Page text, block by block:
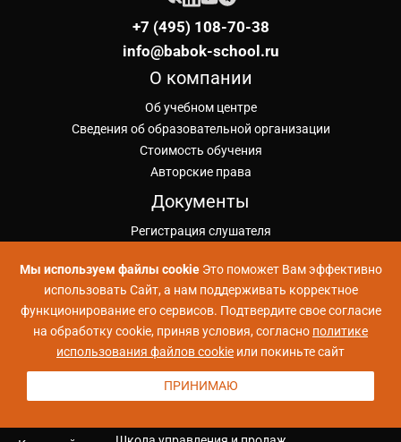
+7 (495) 108-70-38
info@babok-school.ru
О компании
Об учебном центре
Сведения об образовательной организации
Стоимость обучения
Авторские права
Документы
Регистрация слушателя
Публичная оферта ИКУ
Политика конфиденциальности
Положение об обработке ПД
Согласие на обработку ПД
Проекты УЦ Коммерсант
Мы используем файлы cookieЭто поможет Вам эффективно
использовать Сайт, а нам поддерживать корректное
функционирование его сервисов. Подтвердите свое согласие
на обработку cookie, приняв условия, согласно политике
использования файлов cookie или покиньте сайт
ПРИНИМАЮ